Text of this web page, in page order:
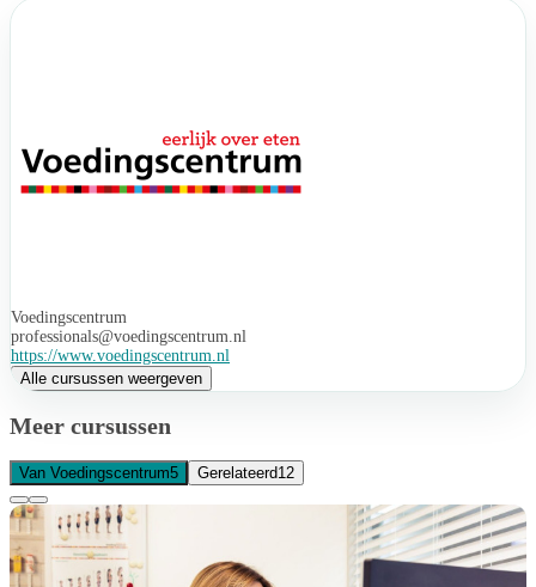
Voedingscentrum
professionals@voedingscentrum.nl
https://www.voedingscentrum.nl
Alle cursussen weergeven
Meer cursussen
Van Voedingscentrum5 Gerelateerd12